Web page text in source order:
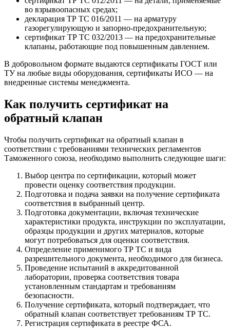
во взрывоопасных средах;
декларация ТР ТС 016/2011 — на арматуру
газорегулирующую и запорно-предохранительную;
сертификат ТР ТС 032/2013 — на предохранительные
клапаны, работающие под повышенным давлением.
В добровольном формате выдаются сертификаты ГОСТ или
ТУ на любые виды оборудования, сертификаты ИСО — на
внедренные системы менеджмента.
Как получить сертификат на
обратный клапан
Чтобы получить сертификат на обратный клапан в
соответствии с требованиями технических регламентов
Таможенного союза, необходимо выполнить следующие шаги:
Выбор центра по сертификации, который может
провести оценку соответствия продукции.
Подготовка и подача заявки на получение сертификата
соответствия в выбранный центр.
Подготовка документации, включая технические
характеристики продукта, инструкции по эксплуатации,
образцы продукции и других материалов, которые
могут потребоваться для оценки соответствия.
Определение применимого ТР ТС и вида
разрешительного документа, необходимого для бизнеса.
Проведение испытаний в аккредитованной
лаборатории, проверка соответствия товара
установленным стандартам и требованиям
безопасности.
Получение сертификата, который подтверждает, что
обратный клапан соответствует требованиям ТР ТС.
Регистрация сертификата в реестре ФСА.